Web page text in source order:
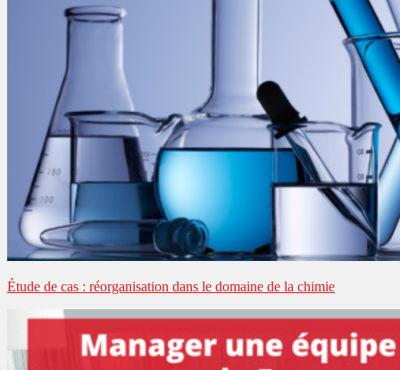
Étude de cas : réorganisation dans le domaine de la chimie